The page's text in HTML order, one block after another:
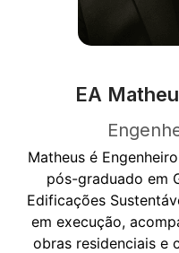
EA
Matheus é
pós-graduado em
Edificações
em execução,
obras residenciais e